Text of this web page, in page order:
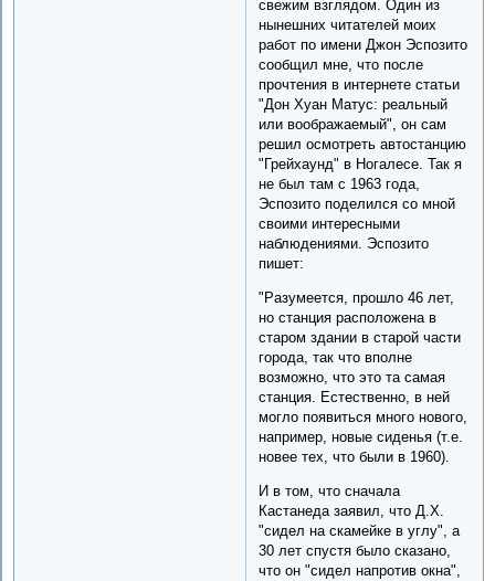
свежим взглядом. Один из
нынешних читателей моих
работ по имени Джон Эспозито
сообщил мне, что после
прочтения в интернете статьи
"Дон Хуан Матус: реальный
или воображаемый", он сам
решил осмотреть автостанцию
"Грейхаунд" в Ногалесе. Так я
не был там с 1963 года,
Эспозито поделился со мной
своими интересными
наблюдениями. Эспозито
пишет:
"Разумеется, прошло 46 лет,
но станция расположена в
старом здании в старой части
города, так что вполне
возможно, что это та самая
станция. Естественно, в ней
могло появиться много нового,
например, новые сиденья (т.е.
новее тех, что были в 1960).
И в том, что сначала
Кастанеда заявил, что Д.Х.
"сидел на скамейке в углу", а
30 лет спустя было сказано,
что он "сидел напротив окна",